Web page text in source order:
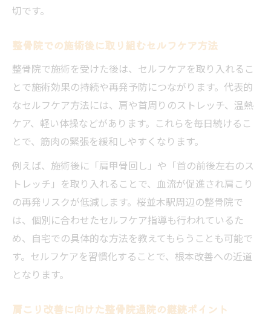
切です。
整骨院での施術後に取り組むセルフケア方法
整骨院で施術を受けた後は、セルフケアを取り入れるこ
とで施術効果の持続や再発予防につながります。代表的
なセルフケア方法には、肩や首周りのストレッチ、温熱
ケア、軽い体操などがあります。これらを毎日続けるこ
とで、筋肉の緊張を緩和しやすくなります。
例えば、施術後に「肩甲骨回し」や「首の前後左右のス
トレッチ」を取り入れることで、血流が促進され肩こり
の再発リスクが低減します。桜並木駅周辺の整骨院で
は、個別に合わせたセルフケア指導も行われているた
め、自宅での具体的な方法を教えてもらうことも可能で
す。セルフケアを習慣化することで、根本改善への近道
となります。
肩こり改善に向けた整骨院通院の継続ポイント